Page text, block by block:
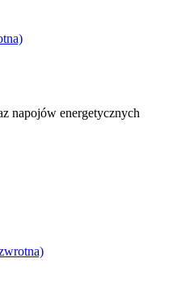
napojów energetycznych